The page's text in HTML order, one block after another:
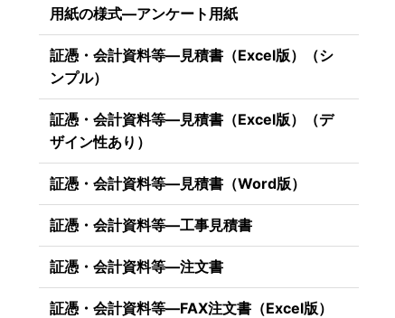
用紙の様式―アンケート用紙
証憑・会計資料等―見積書（Excel版）（シ
ンプル）
証憑・会計資料等―見積書（Excel版）（デ
ザイン性あり）
証憑・会計資料等―見積書（Word版）
証憑・会計資料等―工事見積書
証憑・会計資料等―注文書
証憑・会計資料等―FAX注文書（Excel版）